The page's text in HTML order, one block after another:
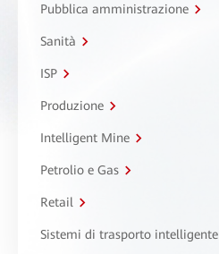
Pubblica amministrazione
Sanità
ISP
Produzione
Intelligent Mine
Petrolio e Gas
Retail
Sistemi di trasporto intelligente